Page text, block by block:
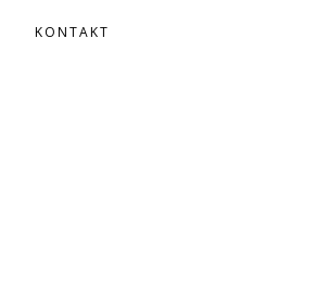
KONTAKT